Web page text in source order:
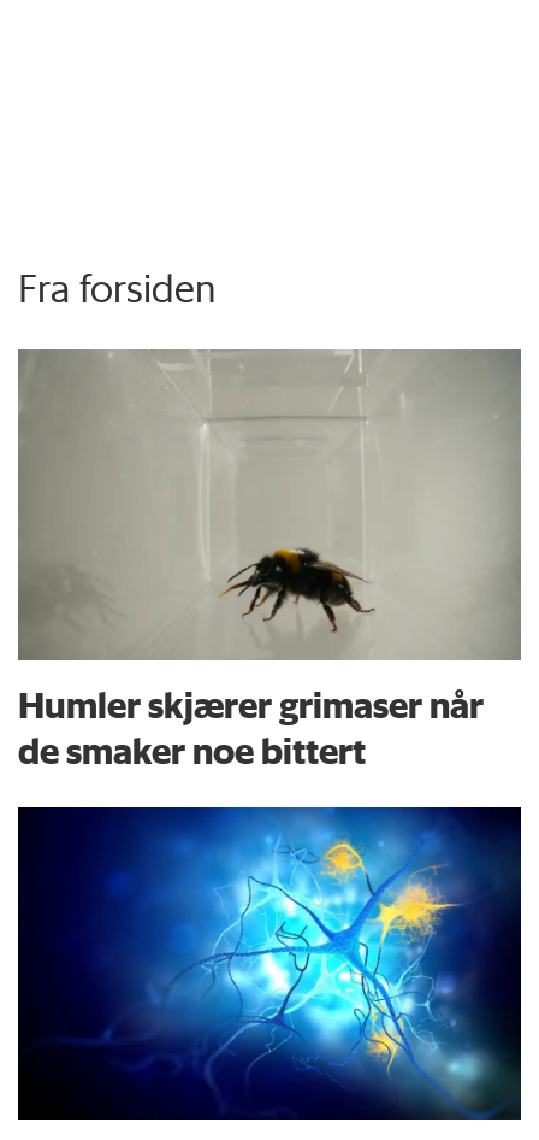
Fra forsiden
Humler skjærer grimaser når
de smaker noe bittert